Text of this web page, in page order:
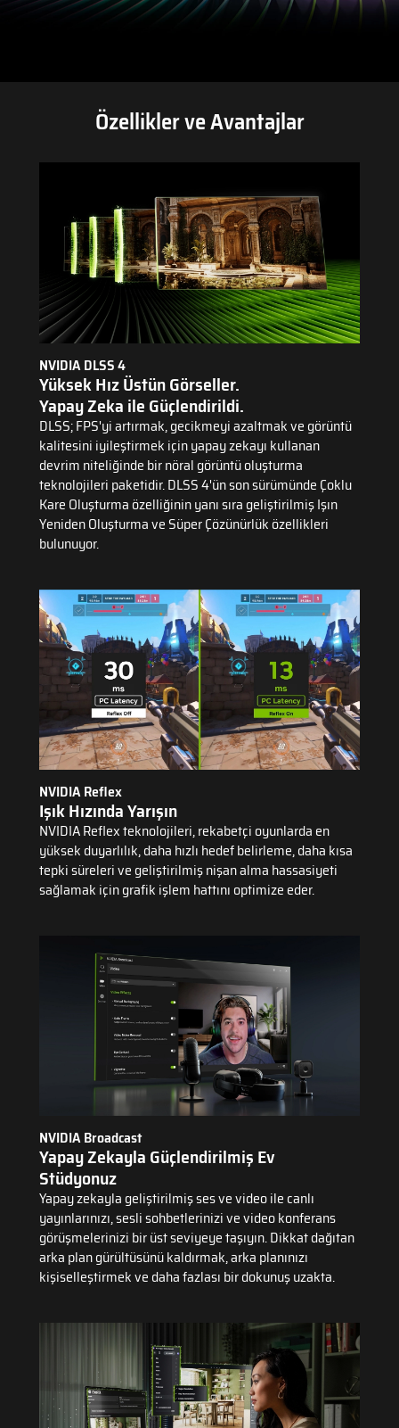
Özellikler ve Avantajlar
NVIDIA DLSS 4
Yüksek Hız Üstün Görseller.
Yapay Zeka ile Güçlendirildi.
DLSS; FPS'yi artırmak, gecikmeyi azaltmak ve görüntü
kalitesini iyileştirmek için yapay zekayı kullanan
devrim niteliğinde bir nöral görüntü oluşturma
teknolojileri paketidir. DLSS 4'ün son sürümünde Çoklu
Kare Oluşturma özelliğinin yanı sıra geliştirilmiş Işın
Yeniden Oluşturma ve Süper Çözünürlük özellikleri
bulunuyor.
NVIDIA Reflex
Işık Hızında Yarışın
NVIDIA Reflex teknolojileri, rekabetçi oyunlarda en
yüksek duyarlılık, daha hızlı hedef belirleme, daha kısa
tepki süreleri ve geliştirilmiş nişan alma hassasiyeti
sağlamak için grafik işlem hattını optimize eder.
NVIDIA Broadcast
Yapay Zekayla Güçlendirilmiş Ev
Stüdyonuz
Yapay zekayla geliştirilmiş ses ve video ile canlı
yayınlarınızı, sesli sohbetlerinizi ve video konferans
görüşmelerinizi bir üst seviyeye taşıyın. Dikkat dağıtan
arka plan gürültüsünü kaldırmak, arka planınızı
kişiselleştirmek ve daha fazlası bir dokunuş uzakta.